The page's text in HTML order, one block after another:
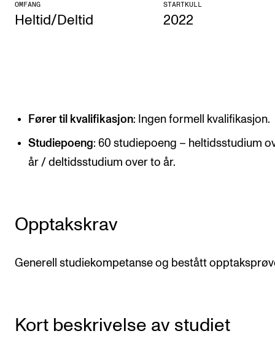
KONSERTER
Gjennomføre konserter og arrangementer
Låne utstyr
PRAKTISK
Sibelius – Notation Software
OMFANG
Heltid/Deltid
STARTKULL
2022
Fører til kvalifikasjon: Ingen formell kvalifikasjon.
Studiepoeng: 60 studiepoeng – heltidsstudium
år / deltidsstudium over to år.
Opptakskrav
Generell studiekompetanse og bestått
Kort beskrivelse av studiet